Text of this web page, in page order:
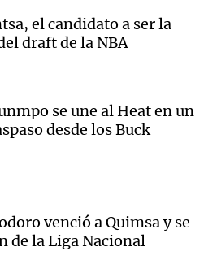
el candidato a ser la
draft de la NBA
se une al Heat en un
desde los Buck
venció a Quimsa y se
de la Liga Nacional